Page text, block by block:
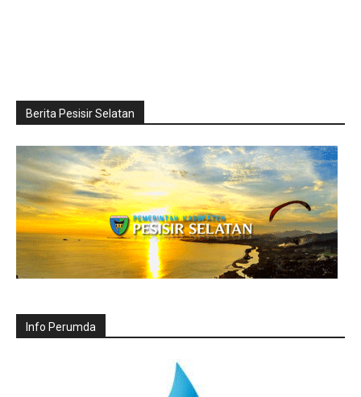
Berita Pesisir Selatan
Info Perumda